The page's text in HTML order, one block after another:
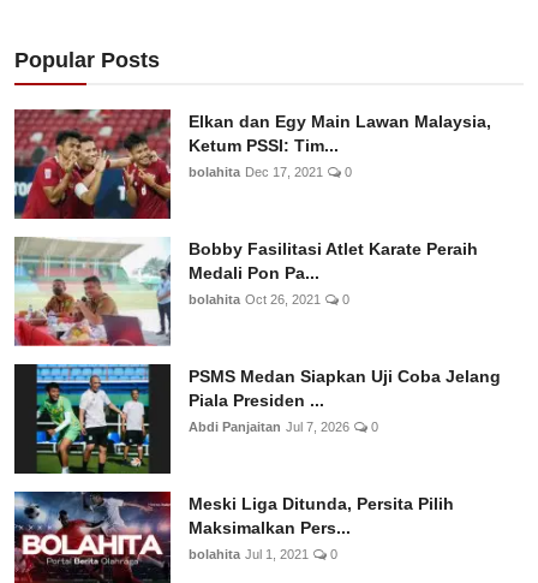
Popular Posts
Elkan dan Egy Main Lawan Malaysia,
Ketum PSSI: Tim...
bolahita Dec 17, 2021 0
Bobby Fasilitasi Atlet Karate Peraih
Medali Pon Pa...
bolahita Oct 26, 2021 0
PSMS Medan Siapkan Uji Coba Jelang
Piala Presiden ...
Abdi Panjaitan Jul 7, 2026 0
Meski Liga Ditunda, Persita Pilih
Maksimalkan Pers...
bolahita Jul 1, 2021 0